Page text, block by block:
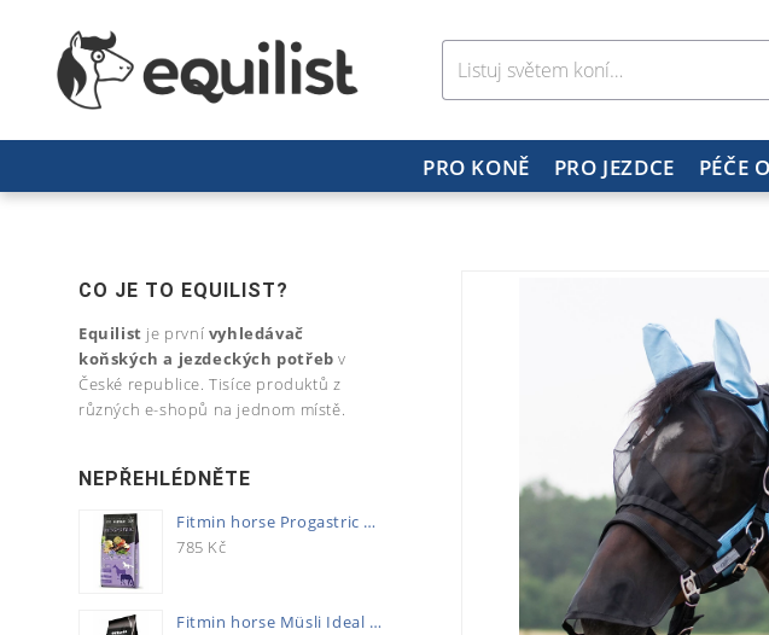
PRO KONĚ PRO JEZDCE PÉČE
CO JE TO EQUILIST?
Equilist je první vyhledávač
koňských a jezdeckých potřeb v
České republice. Tisíce produktů z
různých e-shopů na jednom místě.
NEPŘEHLÉDNĚTE
Fitmin horse Progastric 20kg
785 Kč
Fitmin horse Müsli Ideal 20kg